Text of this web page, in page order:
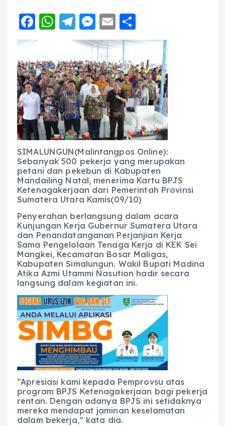
F
a
c
e
b
o
o
k
W
a
ts
A
p
p
T
el
g
r
a
m
M
e
ss
e
n
g
er
E
m
ai
l
h
a
re
SIMALUNGUN(Malintangpos Online):
Sebanyak 500 pekerja yang merupakan
petani dan pekebun di Kabupaten
Mandailing Natal, menerima Kartu BPJS
Ketenagakerjaan dari Pemerintah Provinsi
Sumatera Utara Kamis(09/10)
​Penyerahan berlangsung dalam acara
Kunjungan Kerja Gubernur Sumatera Utara
dan Penandatanganan Perjanjian Kerja
Sama Pengelolaan Tenaga Kerja di KEK Sei
Mangkei, Kecamatan Bosar Maligas,
Kabupaten Simalungun. Wakil Bupati Madina
Atika Azmi Utammi Nasution hadir secara
langsung dalam kegiatan ini.
“Apresiasi kami kepada Pemprovsu atas
program BPJS Ketenagakerjaan bagi pekerja
rentan. Dengan adanya BPJS ini setidaknya
mereka mendapat jaminan keselamatan
dalam bekerja,” kata dia.